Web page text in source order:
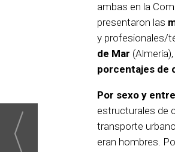
ambas en la
presentaron las
y profesionales/
de Mar
porcentajes de
Por sexo y
estructurales de
transporte
eran hombres.